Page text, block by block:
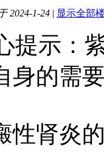
2024-1-24 | 显示全部
示：紫
身的需
肾炎的